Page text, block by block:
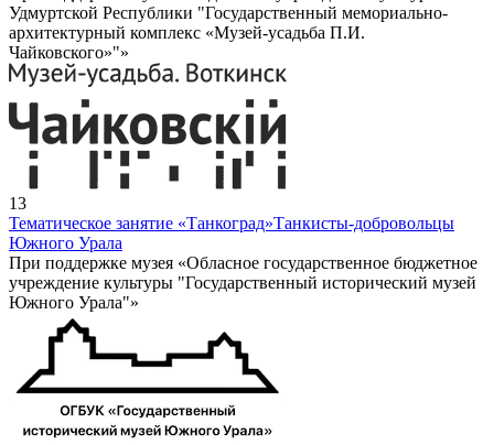
Удмуртской Республики "Государственный мемориально-
архитектурный комплекс «Музей-усадьба П.И.
Чайковского»"»
13
Тематическое занятие «Танкоград»Танкисты-добровольцы
Южного Урала
При поддержке музея «Обласное государственное бюджетное
учреждение культуры "Государственный исторический музей
Южного Урала"»